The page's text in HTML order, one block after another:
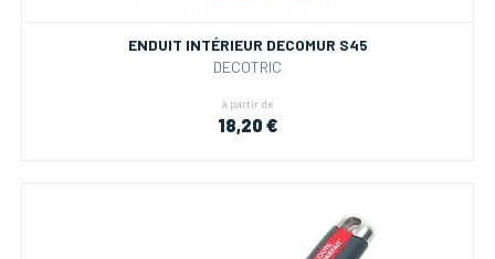
ENDUIT INTÉRIEUR DECOMUR S45
DECOTRIC
à partir de
18,20 €